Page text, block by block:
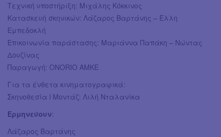
Τεχνική υποστήριξη: Μιχάλης Κόκκινος
Κατασκευή σκηνικών: Λάζαρος Βαρτάνης – Έλλη
Εμπεδοκλή
Επικοινωνία παράστασης: Μαριάννα Παπάκη – Νώντας
Δουζίνας
Παραγωγή: ONORIO ΑΜΚΕ
Για τα ένθετα κινηματογραφικά:
Σκηνοθεσία l Μοντάζ: Λιλή Νταλανίκα
Ερμηνεύουν:
Λάζαρος Βαρτάνης